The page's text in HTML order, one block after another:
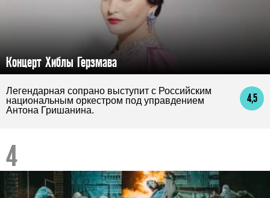
Концерт Хиблы Герзмава
4,5
Легендарная сопрано выступит с Российским
национальным оркестром под управдением
Антона Гришанина.